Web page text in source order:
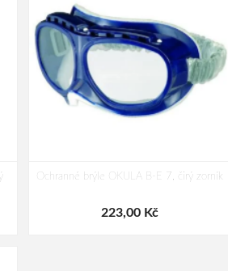
Ochranné brýle OKULA B-E 7, čirý zorník
223,00 Kč